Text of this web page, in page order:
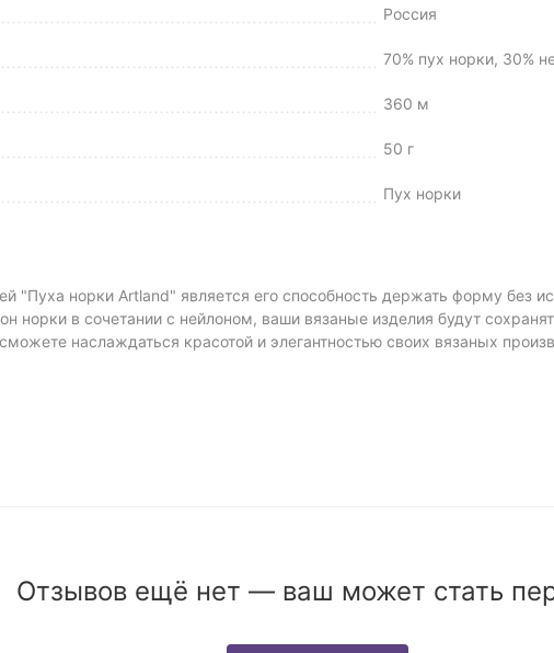
Россия
70% пух норки, 30%
360 м
50 г
Пух норки
"Пуха норки Artland" является его способность держать форму без
норки в сочетании с нейлоном, ваши вязаные изделия будут
наслаждаться красотой и элегантностью своих вязаных
Отзывов ещё нет — ваш может стать